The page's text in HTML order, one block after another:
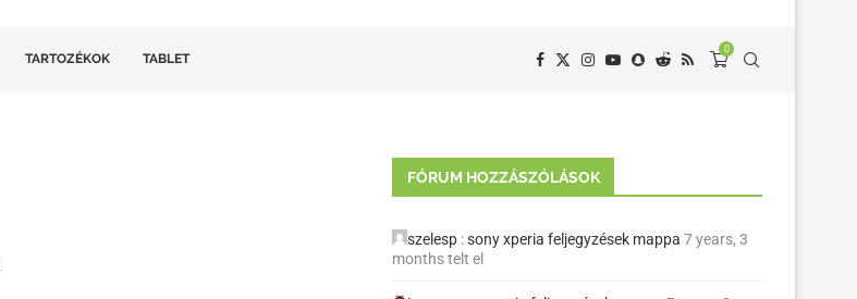
TARTOZÉKOK TABLET
0
FÓRUM HOZZÁSZÓLÁSOK
szelesp :sony xperia feljegyzések mappa 7 years, 3
months telt el